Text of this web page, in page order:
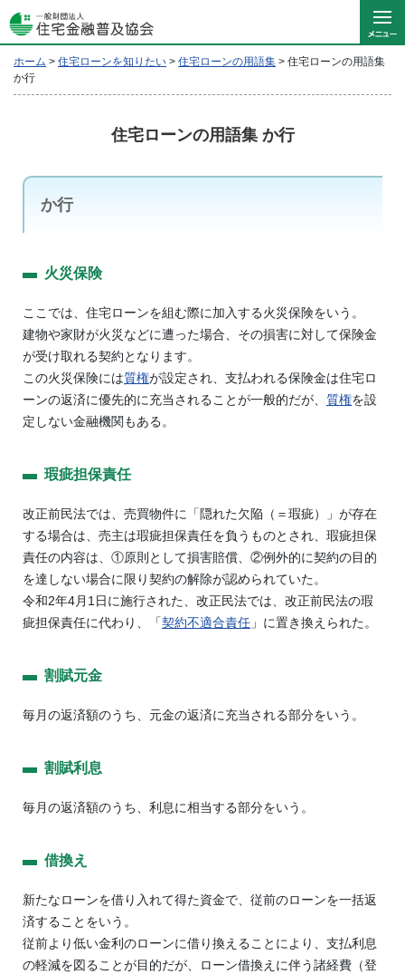
ホーム > 住宅ローンを知りたい > 住宅ローンの用語集 > 住宅ローンの用語集
か行
住宅ローンの用語集 か行
か行
火災保険
ここでは、住宅ローンを組む際に加入する火災保険をいう。
建物や家財が火災などに遭った場合、その損害に対して保険金
が受け取れる契約となります。
この火災保険には質権が設定され、支払われる保険金は住宅ロ
ーンの返済に優先的に充当されることが一般的だが、 質権を設
定しない金融機関もある。
瑕疵担保責任
改正前民法では、売買物件に「隠れた欠陥（＝瑕疵）」が存在
する場合は、売主は瑕疵担保責任を負うものとされ、瑕疵担保
責任の内容は、①原則として損害賠償、②例外的に契約の目的
を達しない場合に限り契約の解除が認められていた。
令和2年4月1日に施行された、改正民法では、改正前民法の瑕
疵担保責任に代わり、「契約不適合責任 」に置き換えられた。
割賦元金
毎月の返済額のうち、元金の返済に充当される部分をいう。
割賦利息
毎月の返済額のうち、利息に相当する部分をいう。
借換え
新たなローンを借り入れて得た資金で、従前のローンを一括返
済することをいう。
従前より低い金利のローンに借り換えることにより、支払利息
の軽減を図ることが目的だが、ローン借換えに伴う諸経費（登